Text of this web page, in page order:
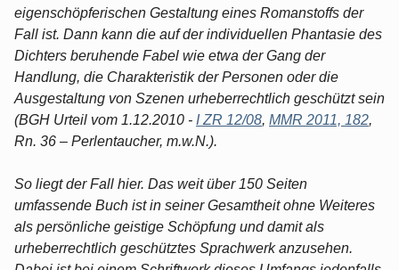
eigenschöpferischen Gestaltung eines Romanstoffs der
Fall ist. Dann kann die auf der individuellen Phantasie des
Dichters beruhende Fabel wie etwa der Gang der
Handlung, die Charakteristik der Personen oder die
Ausgestaltung von Szenen urheberrechtlich geschützt sein
(BGH Urteil vom 1.12.2010 - I ZR 12/08, MMR 2011, 182,
Rn. 36 – Perlentaucher, m.w.N.).
So liegt der Fall hier. Das weit über 150 Seiten
umfassende Buch ist in seiner Gesamtheit ohne Weiteres
als persönliche geistige Schöpfung und damit als
urheberrechtlich geschütztes Sprachwerk anzusehen.